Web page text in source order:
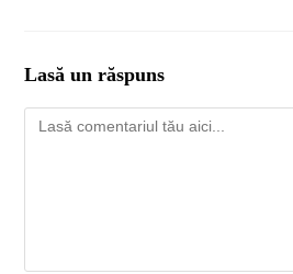
Lasă un răspuns